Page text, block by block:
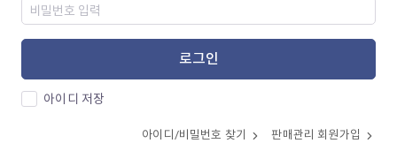
로그인
아이디 저장
아이디/비밀번호 찾기 판매관리 회원가입